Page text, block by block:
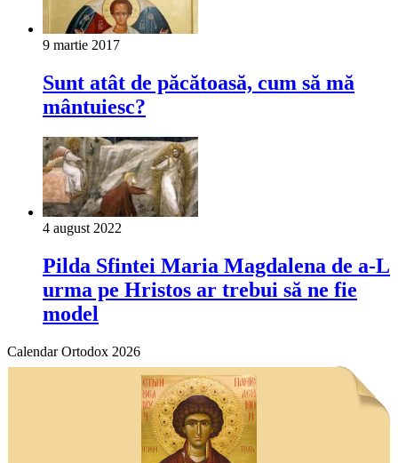
9 martie 2017
Sunt atât de păcătoasă, cum să mă
mântuiesc?
4 august 2022
Pilda Sfintei Maria Magdalena de a‐L
urma pe Hristos ar trebui să ne fie
model
Calendar Ortodox 2026